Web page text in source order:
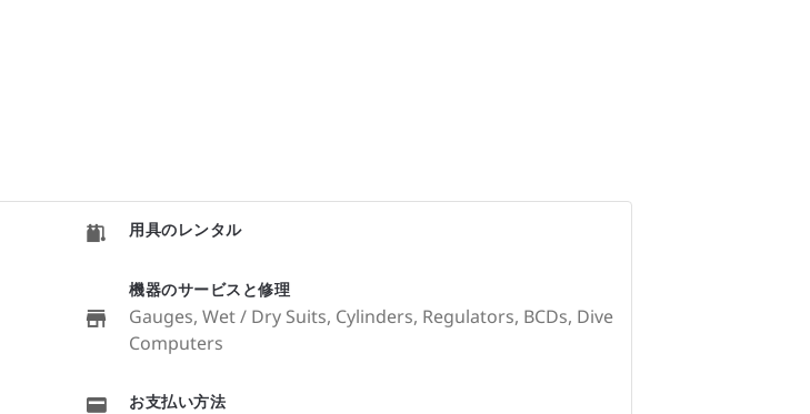
用具のレンタル
機器のサービスと修理
Gauges, Wet / Dry Suits, Cylinders, Regulators, BCDs, Dive
Computers
お支払い方法